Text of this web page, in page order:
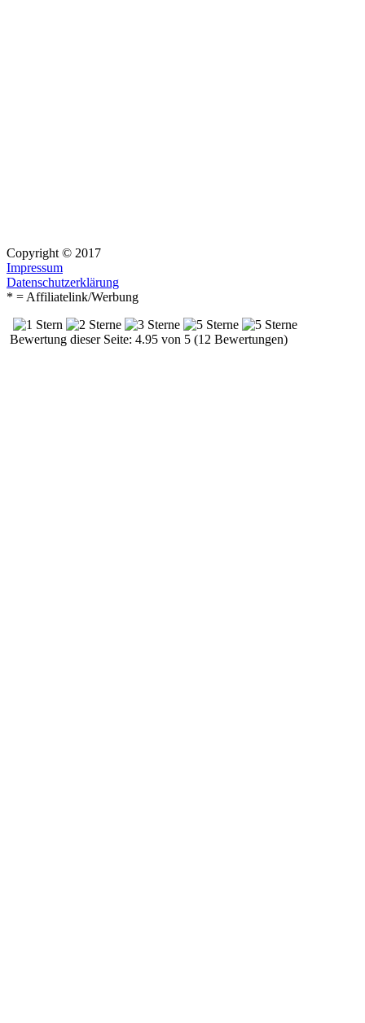
Copyright © 2017
Impressum
Datenschutzerklärung
* = Affiliatelink/Werbung
Bewertung dieser Seite: 4.95 von 5 (12 Bewertungen)